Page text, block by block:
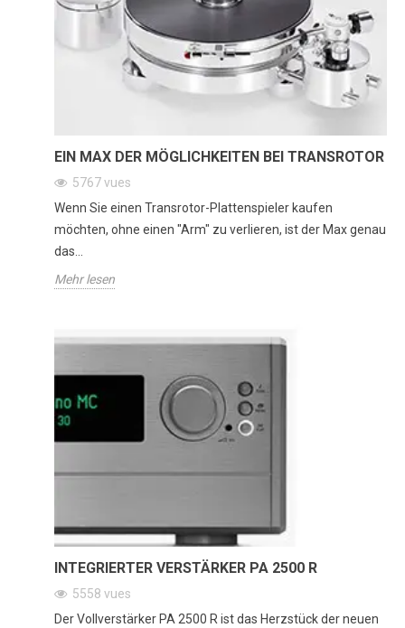
EIN MAX DER MÖGLICHKEITEN BEI TRANSROTOR
5767vues
Wenn Sie einen Transrotor-Plattenspieler kaufen
möchten, ohne einen "Arm" zu verlieren, ist der Max genau
das...
Mehr lesen
INTEGRIERTER VERSTÄRKER PA 2500 R
5558 vues
Der Vollverstärker PA 2500 R ist das Herzstück der neuen